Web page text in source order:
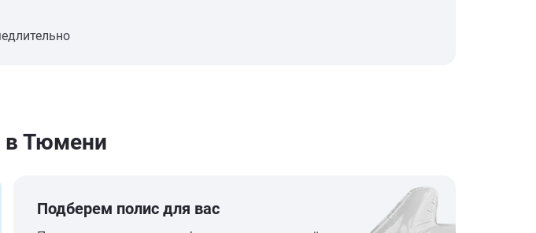
Тюмени
Подберем полис для вас